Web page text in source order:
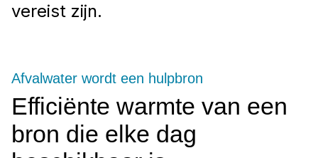
vereist zijn.
Efficiënte warmte van een
bron die elke dag
Afvalwater wordt een hulpbron